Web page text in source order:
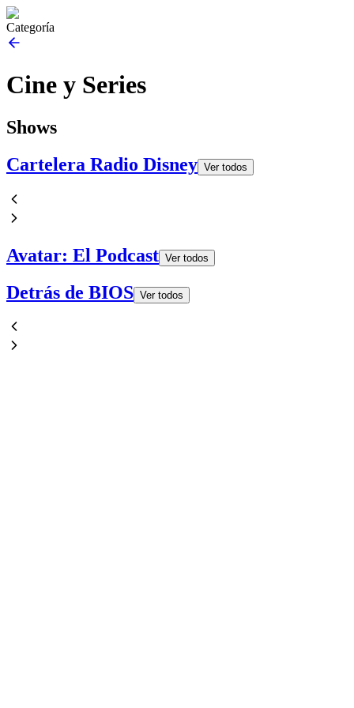
Categoría
Cine y Series
Shows
Cartelera Radio Disney Ver todos
Avatar: El Podcast Ver todos
Detrás de BIOS Ver todos